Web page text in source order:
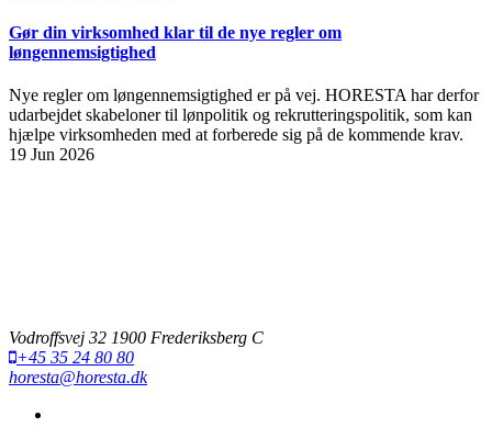
Gør din virksomhed klar til de nye regler om
løngennemsigtighed
Nye regler om løngennemsigtighed er på vej. HORESTA har derfor
udarbejdet skabeloner til lønpolitik og rekrutteringspolitik, som kan
hjælpe virksomheden med at forberede sig på de kommende krav.
19 Jun 2026
Vodroffsvej 32 1900 Frederiksberg C
+45 35 24 80 80
horesta@horesta.dk